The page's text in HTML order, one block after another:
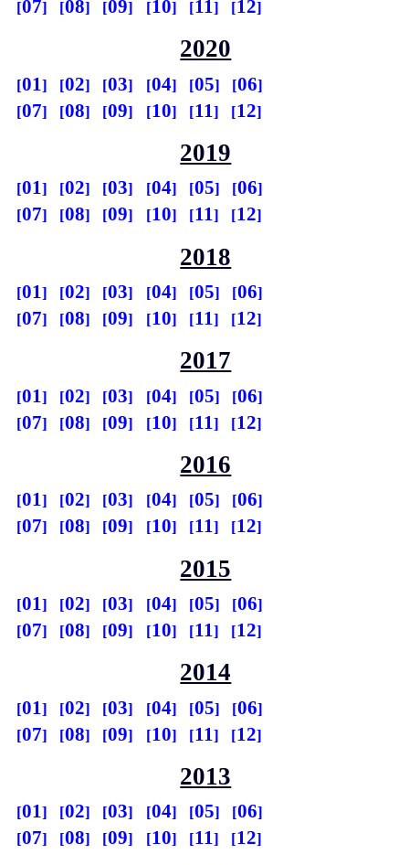
07 08 09 10 11 12
2020
01 02 03 04 05
06
07
08 09 10 11 12
2019
01 02 03 04 05
06
07
08 09 10 11 12
2018
01 02 03 04 05
06
07
08 09 10 11 12
2017
01 02 03 04 05
06
07
08 09 10 11 12
2016
01 02 03 04 05
06
07
08 09 10 11 12
2015
01 02 03 04 05
06
07
08 09 10 11 12
2014
01 02 03 04 05
06
07
08 09 10 11 12
2013
01 02 03 04 05
06
07
08 09 10 11 12